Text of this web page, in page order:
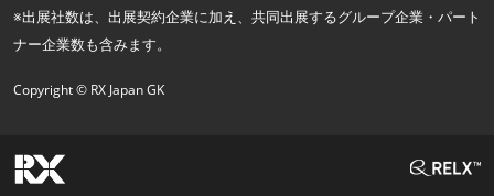
※出展社数は、出展契約企業に加え、共同出展するグループ企業・パート
ナー企業数も含みます。
Copyright © RX Japan GK